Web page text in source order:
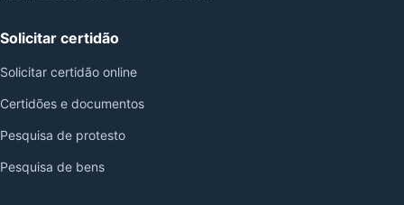
Solicitar certidão
Solicitar certidão online
Certidões e documentos
Pesquisa de protesto
Pesquisa de bens